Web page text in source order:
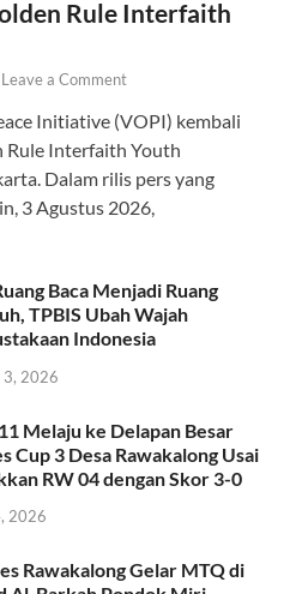
Rule Interfaith
Leave a Comment
Initiative (VOPI) kembali
Rule Interfaith Youth
Dalam rilis pers yang
3 Agustus 2026,
Baca Menjadi Ruang
TPBIS Ubah Wajah
Indonesia
3, 2026
Melaju ke Delapan Besar
Cup 3 Desa Rawakalong Usai
RW 04 dengan Skor 3-0
2026
Rawakalong Gelar MTQ di